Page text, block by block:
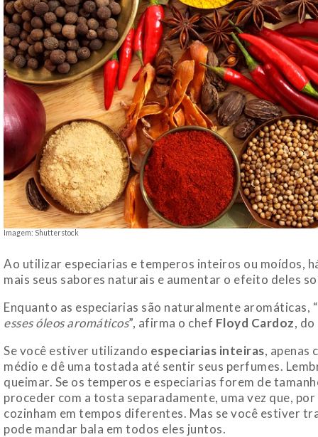
Imagem: Shutterstock
Ao utilizar especiarias e temperos inteiros ou moídos,
mais seus sabores naturais e aumentar o efeito deles
Enquanto as especiarias são naturalmente aromáticas, “
esses óleos aromáticos”, afirma o chef Floyd Cardoz, do
Se você estiver utilizando especiarias inteiras, apenas
médio e dê uma tostada até sentir seus perfumes.
queimar. Se os temperos e especiarias forem de
proceder com a tosta separadamente, uma vez que,
cozinham em tempos diferentes. Mas se você estiver
pode mandar bala em todos eles juntos.